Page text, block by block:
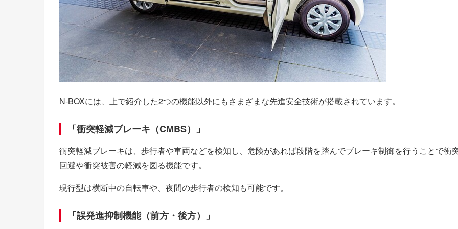
N-BOXには、上で紹介した2つの機能以外にもさまざまな先進安全技術が搭載されています。
「衝突軽減ブレーキ（CMBS）」
衝突軽減ブレーキは、歩行者や車両などを検知し、危険があれば段階を踏んでブレーキ制御を行うことで衝
回避や衝突被害の軽減を図る機能です。
現行型は横断中の自転車や、夜間の歩行者の検知も可能です。
「誤発進抑制機能（前方・後方）」